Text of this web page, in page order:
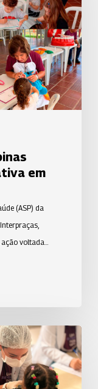
em
(ASP) da
ação voltada…